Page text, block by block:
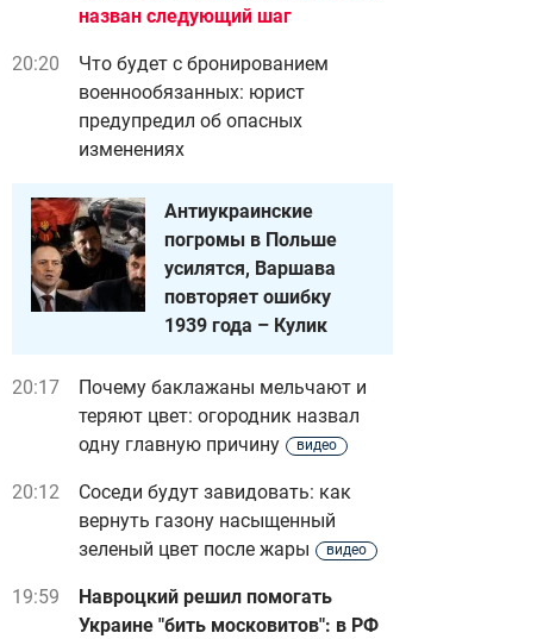
назван следующий шаг
20:20
Что будет с бронированием
военнообязанных: юрист
предупредил об опасных
изменениях
Антиукраинские
погромы в Польше
усилятся, Варшава
повторяет ошибку
1939 года – Кулик
20:17
Почему баклажаны мельчают и
теряют цвет: огородник назвал
одну главную причину
видео
20:12
Соседи будут завидовать: как
вернуть газону насыщенный
зеленый цвет после жары
видео
19:59
Навроцкий решил помогать
Украине "бить московитов": в РФ